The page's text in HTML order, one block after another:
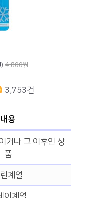
4,800원
3,753건
내용
나 그 이후인 상
품
계열